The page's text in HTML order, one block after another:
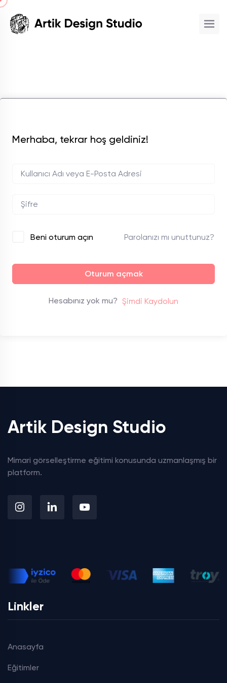
Merhaba, tekrar hoş geldiniz!
Beni oturum açın Parolanızı mı unuttunuz?
Oturum açmak
Hesabınız yok mu? Şimdi Kaydolun
Artik Design Studio
Mimari görselleştirme eğitimi konusunda uzmanlaşmış bir
platform.
Linkler
Anasayfa
Eğitimler